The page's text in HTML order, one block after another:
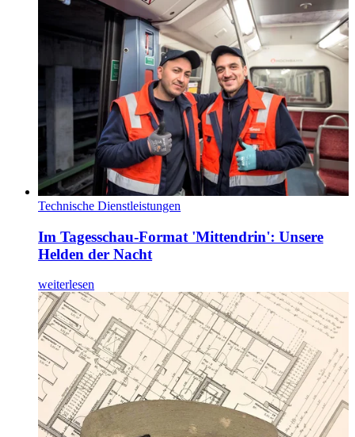
Technische Dienstleistungen
Im Tagesschau-Format 'Mittendrin': Unsere
Helden der Nacht
weiterlesen